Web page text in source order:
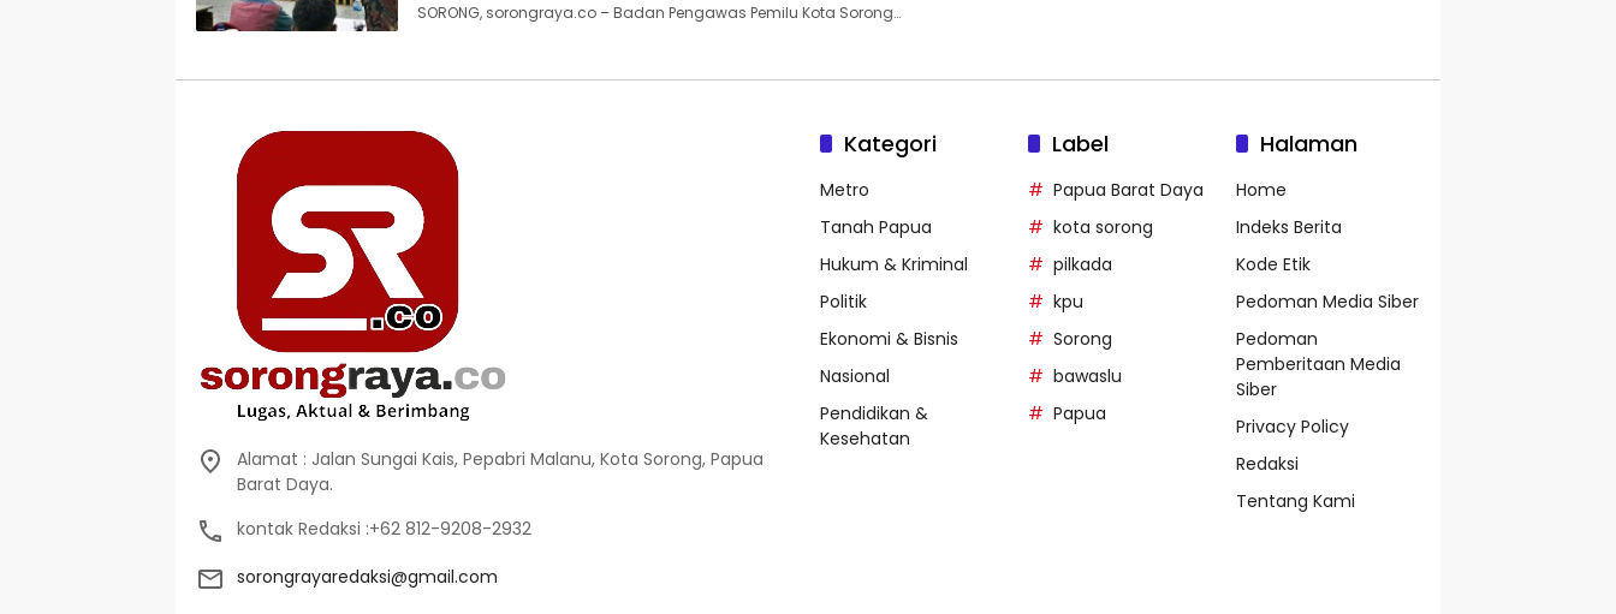
SORONG, sorongraya.co – Badan Pengawas Pemilu Kota Sorong…
Alamat : Jalan Sungai Kais, Pepabri Malanu, Kota Sorong, Papua
Barat Daya.
kontak Redaksi :+62 812-9208-2932
sorongrayaredaksi@gmail.com
Kategori
Metro
Tanah Papua
Hukum & Kriminal
Politik
Ekonomi & Bisnis
Nasional
Pendidikan &
Kesehatan
Label
Papua Barat Daya
kota sorong
pilkada
kpu
Sorong
bawaslu
Papua
Halaman
Home
Indeks Berita
Kode Etik
Pedoman Media Siber
Pedoman
Pemberitaan Media
Siber
Privacy Policy
Redaksi
Tentang Kami